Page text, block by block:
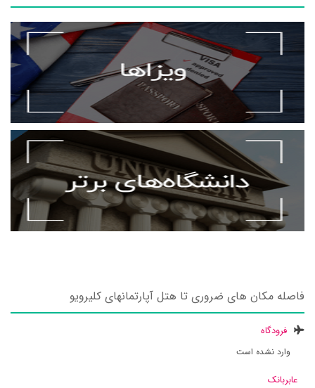
فاصله مکان های ضروری تا هتل آپارتمانهای کلیرویو
فرودگاه
وارد نشده است
عابربانک